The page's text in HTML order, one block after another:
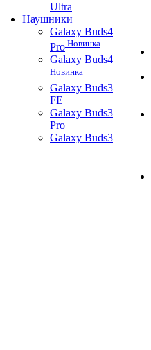
Ultra
Наушники
Galaxy Buds4
Pro Новинка
Galaxy Buds4
Новинка
Galaxy Buds3
FE
Galaxy Buds3
Pro
Galaxy Buds3